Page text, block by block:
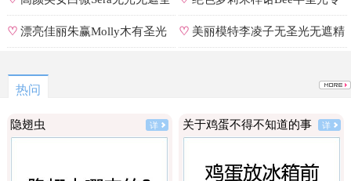
集 辑
♡漂亮佳丽朱赢Molly木有圣光 ♡ 美丽模特李凌子无圣光无遮精
热问
隐翅虫 详 关于鸡蛋不得不知道的事 详